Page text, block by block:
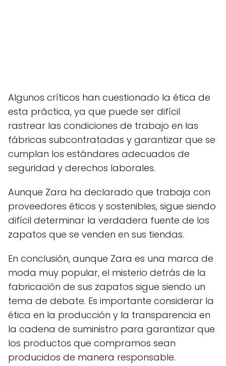
Algunos críticos han cuestionado la ética de
esta práctica, ya que puede ser difícil
rastrear las condiciones de trabajo en las
fábricas subcontratadas y garantizar que se
cumplan los estándares adecuados de
seguridad y derechos laborales.
Aunque Zara ha declarado que trabaja con
proveedores éticos y sostenibles, sigue siendo
difícil determinar la verdadera fuente de los
zapatos que se venden en sus tiendas.
En conclusión, aunque Zara es una marca de
moda muy popular, el misterio detrás de la
fabricación de sus zapatos sigue siendo un
tema de debate. Es importante considerar la
ética en la producción y la transparencia en
la cadena de suministro para garantizar que
los productos que compramos sean
producidos de manera responsable.